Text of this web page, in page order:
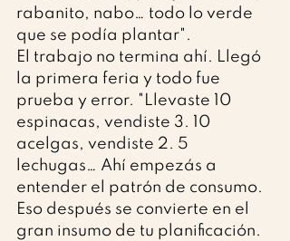
rabanito, nabo… todo lo verde
que se podía plantar".
El trabajo no termina ahí. Llegó
la primera feria y todo fue
prueba y error. "Llevaste 10
espinacas, vendiste 3. 10
acelgas, vendiste 2. 5
lechugas… Ahí empezás a
entender el patrón de consumo.
Eso después se convierte en el
gran insumo de tu planificación.